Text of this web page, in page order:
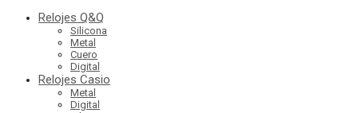
Relojes Q&Q
Silicona
Metal
Cuero
Digital
Relojes Casio
Metal
Digital